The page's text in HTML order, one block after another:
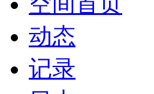
动态
记录